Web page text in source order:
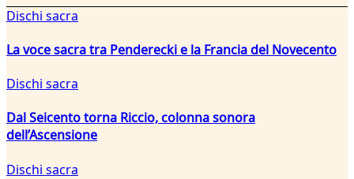
Dischi sacra
La voce sacra tra Penderecki e la Francia del Novecento
Dischi sacra
Dal Seicento torna Riccio, colonna sonora
dell’Ascensione
Dischi sacra